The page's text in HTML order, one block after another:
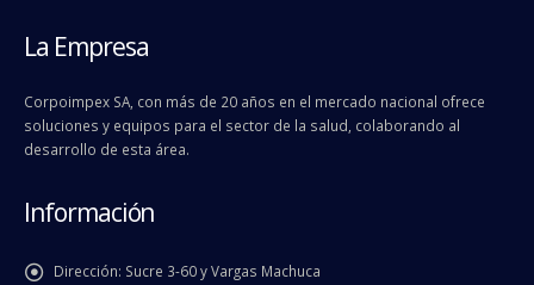
La Empresa
Corpoimpex SA, con más de 20 años en el mercado nacional ofrece
soluciones y equipos para el sector de la salud, colaborando al
desarrollo de esta área.
Información
Dirección: Sucre 3-60 y Vargas Machuca